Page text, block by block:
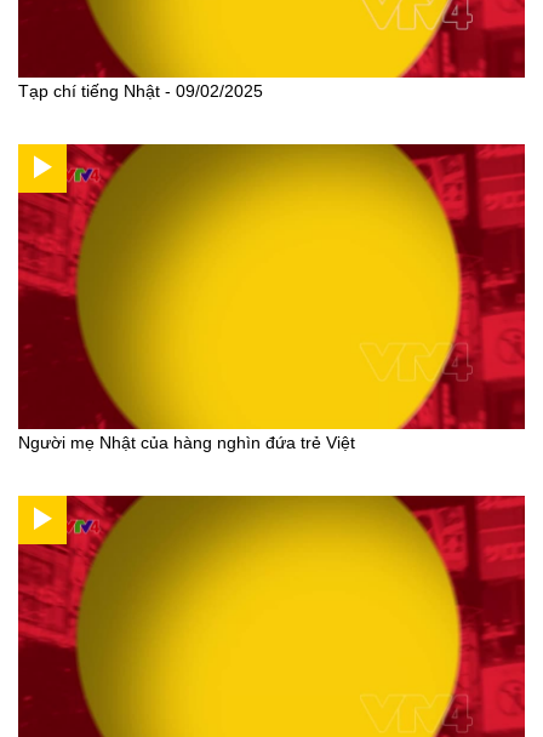
Tạp chí tiếng Nhật - 09/02/2025
Người mẹ Nhật của hàng nghìn đứa trẻ Việt